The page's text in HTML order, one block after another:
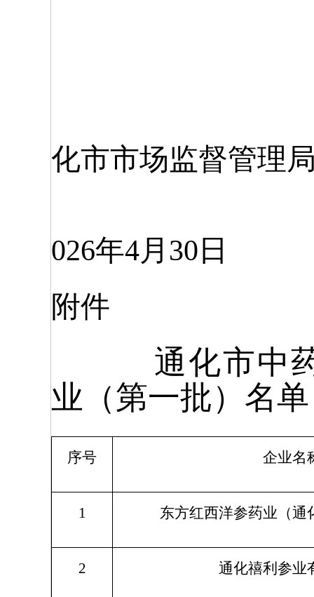
化市市场监督管理
026年4月30日
附件
通化市中
业（第一批）名单
序号 企业名
1 东方红西洋参药业（通
2 通化禧利参业